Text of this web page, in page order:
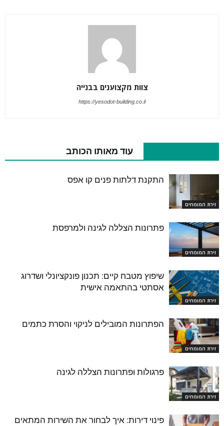
צוות מקצוענים בבנייה
https://yesodot-building.co.il
עוד מאותו הכותב
זירת המומחים
התקנת דלתות פנים קו אפס
זירת המומחים
פתרונות הצללה לגינה ולמרפסת
זירת המומחים
שיפוץ מטבח קיים: תכנון פונקציונלי ושדרוג
אסתטי בהתאמה אישית
זירת המומחים
הפתרונות המובילים לניקוי והסרת כתמים
זירת המומחים
פרגולות ופתרונות הצללה לגינה
פינוי דירות: איך לבחור את השירות המתאים